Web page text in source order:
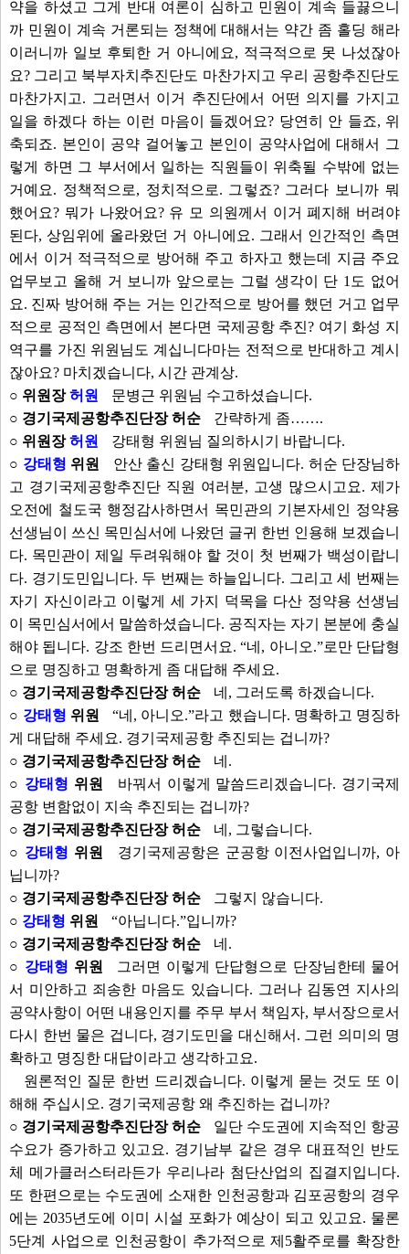
약을 하셨고 그게 반대 여론이 심하고 민원이 계속 들끓으니
까 민원이 계속 거론되는 정책에 대해서는 약간 좀 홀딩 해라
이러니까 일보 후퇴한 거 아니에요, 적극적으로 못 나섰잖아
요? 그리고 북부자치추진단도 마찬가지고 우리 공항추진단도
마찬가지고. 그러면서 이거 추진단에서 어떤 의지를 가지고
일을 하겠다 하는 이런 마음이 들겠어요? 당연히 안 들죠, 위
축되죠. 본인이 공약 걸어놓고 본인이 공약사업에 대해서 그
렇게 하면 그 부서에서 일하는 직원들이 위축될 수밖에 없는
거예요. 정책적으로, 정치적으로. 그렇죠? 그러다 보니까 뭐
했어요? 뭐가 나왔어요? 유 모 의원께서 이거 폐지해 버려야
된다, 상임위에 올라왔던 거 아니에요. 그래서 인간적인 측면
에서 이거 적극적으로 방어해 주고 하자고 했는데 지금 주요
업무보고 올해 거 보니까 앞으로는 그럴 생각이 단 1도 없어
요. 진짜 방어해 주는 거는 인간적으로 방어를 했던 거고 업무
적으로 공적인 측면에서 본다면 국제공항 추진? 여기 화성 지
역구를 가진 위원님도 계십니다마는 전적으로 반대하고 계시
잖아요? 마치겠습니다, 시간 관계상.
○ 위원장허원
문병근 위원님 수고하셨습니다.
○ 경기국제공항추진단장 허순
간략하게 좀…….
○ 위원장허원
강태형 위원님 질의하시기 바랍니다.
○ 강태형 위원
안산 출신 강태형 위원입니다. 허순 단장님하
고 경기국제공항추진단 직원 여러분, 고생 많으시고요. 제가
오전에 철도국 행정감사하면서 목민관의 기본자세인 정약용
선생님이 쓰신 목민심서에 나왔던 글귀 한번 인용해 보겠습니
다. 목민관이 제일 두려워해야 할 것이 첫 번째가 백성이랍니
다. 경기도민입니다. 두 번째는 하늘입니다. 그리고 세 번째는
자기 자신이라고 이렇게 세 가지 덕목을 다산 정약용 선생님
이 목민심서에서 말씀하셨습니다. 공직자는 자기 본분에 충실
해야 됩니다. 강조 한번 드리면서요. “네, 아니오.”로만 단답형
으로 명징하고 명확하게 좀 대답해 주세요.
○ 경기국제공항추진단장 허순
네, 그러도록 하겠습니다.
○ 강태형 위원
“네, 아니오.”라고 했습니다. 명확하고 명징하
게 대답해 주세요. 경기국제공항 추진되는 겁니까?
○ 경기국제공항추진단장 허순
네.
○ 강태형 위원
바꿔서 이렇게 말씀드리겠습니다. 경기국제
공항 변함없이 지속 추진되는 겁니까?
○ 경기국제공항추진단장 허순
네, 그렇습니다.
○ 강태형 위원
경기국제공항은 군공항 이전사업입니까, 아
닙니까?
○ 경기국제공항추진단장 허순
그렇지 않습니다.
○ 강태형 위원
“아닙니다.”입니까?
○ 경기국제공항추진단장 허순
네.
○ 강태형 위원
그러면 이렇게 단답형으로 단장님한테 물어
서 미안하고 죄송한 마음도 있습니다. 그러나 김동연 지사의
공약사항이 어떤 내용인지를 주무 부서 책임자, 부서장으로서
다시 한번 물은 겁니다, 경기도민을 대신해서. 그런 의미의 명
확하고 명징한 대답이라고 생각하고요.
원론적인 질문 한번 드리겠습니다. 이렇게 묻는 것도 또 이
해해 주십시오. 경기국제공항 왜 추진하는 겁니까?
○ 경기국제공항추진단장 허순
일단 수도권에 지속적인 항공
수요가 증가하고 있고요. 경기남부 같은 경우 대표적인 반도
체 메가클러스터라든가 우리나라 첨단산업의 집결지입니다.
또 한편으로는 수도권에 소재한 인천공항과 김포공항의 경우
에는 2035년도에 이미 시설 포화가 예상이 되고 있고요. 물론
5단계 사업으로 인천공항이 추가적으로 제5활주로를 확장한